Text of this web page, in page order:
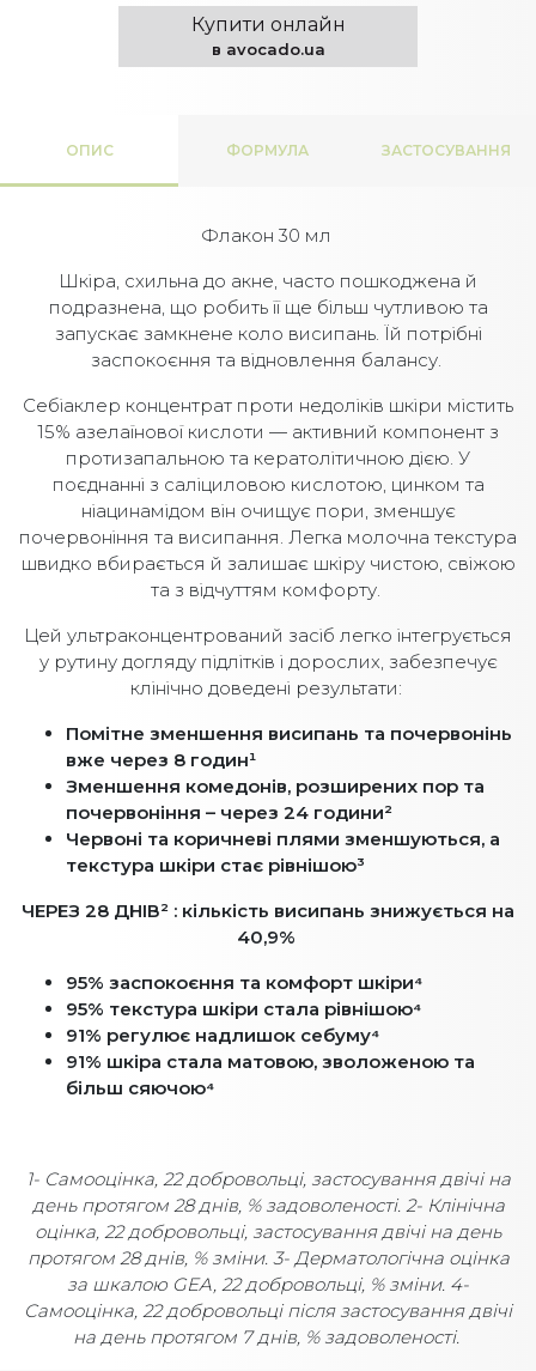
Купити онлайн
в avocado.ua
ОПИС ФОРМУЛА ЗАСТОСУВАННЯ
Флакон 30 мл
Шкіра, схильна до акне, часто пошкоджена й
подразнена, що робить її ще більш чутливою та
запускає замкнене коло висипань. Їй потрібні
заспокоєння та відновлення балансу.
Себіаклер концентрат проти недоліків шкіри містить
15% азелаїнової кислоти — активний компонент з
протизапальною та кератолітичною дією. У
поєднанні з саліциловою кислотою, цинком та
ніацинамідом він очищує пори, зменшує
почервоніння та висипання. Легка молочна текстура
швидко вбирається й залишає шкіру чистою, свіжою
та з відчуттям комфорту.
Цей ультраконцентрований засіб легко інтегрується
у рутину догляду підлітків і дорослих, забезпечує
клінічно доведені результати:
Помітне зменшення висипань та почервонінь
вже через 8 годин¹
Зменшення комедонів, розширених пор та
почервоніння – через 24 години²
Червоні та коричневі плями зменшуються, а
текстура шкіри стає рівнішою³
ЧЕРЕЗ 28 ДНІВ² : кількість висипань знижується на
40,9%
95% заспокоєння та комфорт шкіри⁴
95% текстура шкіри стала рівнішою⁴
91% регулює надлишок себуму⁴
91% шкіра стала матовою, зволоженою та
більш сяючою⁴
1- Самооцінка, 22 добровольці, застосування двічі на
день протягом 28 днів, % задоволеності. 2- Клінічна
оцінка, 22 добровольці, застосування двічі на день
протягом 28 днів, % зміни. 3- Дерматологічна оцінка
за шкалою GEA, 22 добровольці, % зміни. 4-
Самооцінка, 22 добровольці після застосування двічі
на день протягом 7 днів, % задоволеності.